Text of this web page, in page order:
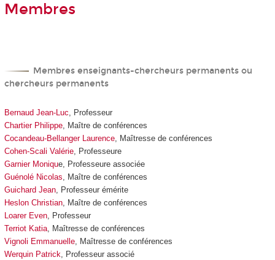
Membres
Membres enseignants-chercheurs permanents ou
chercheurs permanents
Bernaud Jean-Luc, Professeur
Chartier Philippe, Maître de conférences
Cocandeau-Bellanger Laurence, Maîtresse de conférences
Cohen-Scali Valérie, Professeure
Garnier Monique, Professeure associée
Guénolé Nicolas, Maître de conférences
Guichard Jean, Professeur émérite
Heslon Christian, Maître de conférences
Loarer Even, Professeur
Terriot Katia, Maîtresse de conférences
Vignoli Emmanuelle, Maîtresse de conférences
Werquin Patrick, Professeur associé